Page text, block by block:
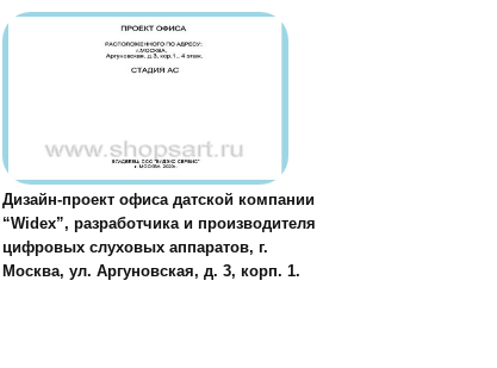
Дизайн-проект офиса датской компании
“Widex”, разработчика и производителя
цифровых слуховых аппаратов, г.
Москва, ул. Аргуновская, д. 3, корп. 1.